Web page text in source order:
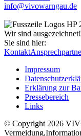
info@vivowarngau.de
Wir sind ausgezeichnet!
Sie sind hier:
Kontakt
Impressum
Erklärung zur
Pressebereich
Links
© Copyright 2026